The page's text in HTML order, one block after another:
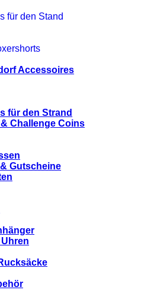
für den Stand
Accessoires
für den Strand
Challenge Coins
Gutscheine